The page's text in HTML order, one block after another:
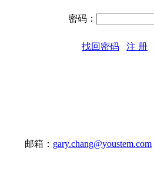
密码：
找回密码 注 册
邮箱： gary.chang@youstem.com